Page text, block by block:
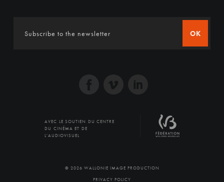
OK
AVEC LE SOUTIEN DU CENTRE
DU CINÉMA ET DE
L'AUDIOVISUEL
© 2026 WALLONIE IMAGE PRODUCTION
PRIVACY POLICY